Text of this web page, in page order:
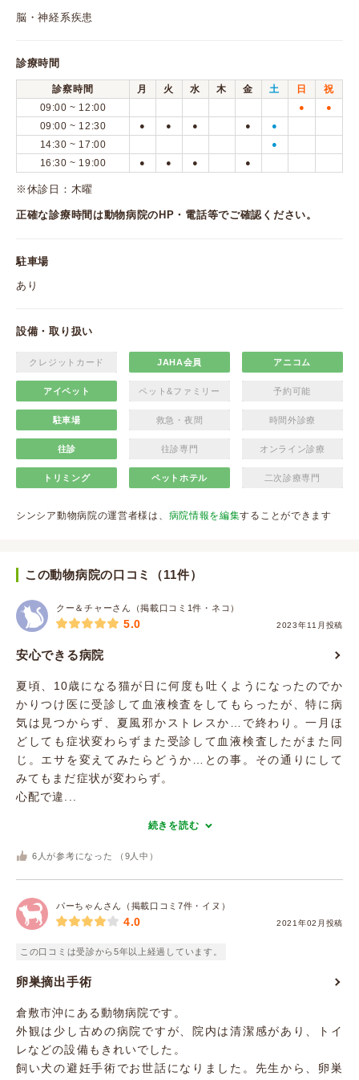
脳・神経系疾患
診療時間
診察時間 月 火 水 木 金 土 日
祝
09:00 ~ 12:00
● ●
09:00 ~ 12:30 ● ● ● ● ●
14:30 ~ 17:00 ●
16:30 ~ 19:00 ● ● ● ●
※休診日：木曜
正確な診療時間は動物病院のHP・電話等でご確認ください。
駐車場
あり
設備・取り扱い
クレジットカード JAHA会員 アニコム
アイペット ペット&ファミリー 予約可能
駐車場 救急・夜間 時間外診療
往診 往診専門 オンライン診療
トリミング ペットホテル 二次診療専門
シンシア動物病院の運営者様は、 病院情報を編集することができます
この動物病院の口コミ（11件）
クー＆チャーさん（掲載口コミ1件・ネコ）
2023年11月投稿
5.0
安心できる病院
夏頃、10歳になる猫が日に何度も吐くようになったのでか
かりつけ医に受診して血液検査をしてもらったが、特に病
気は見つからず、夏風邪かストレスか…で終わり。一月ほ
どしても症状変わらずまた受診して血液検査したがまた同
じ。エサを変えてみたらどうか…との事。その通りにして
みてもまだ症状が変わらず。
心配で違...
続きを読む
6 人が参考になった （ 9 人中）
パーちゃんさん（掲載口コミ7件・イヌ）
2021年02月投稿
4.0
この口コミは受診から5年以上経過しています。
卵巣摘出手術
倉敷市沖にある動物病院です。
外観は少し古めの病院ですが、院内は清潔感があり、トイ
レなどの設備もきれいでした。
飼い犬の避妊手術でお世話になりました。先生から、卵巣